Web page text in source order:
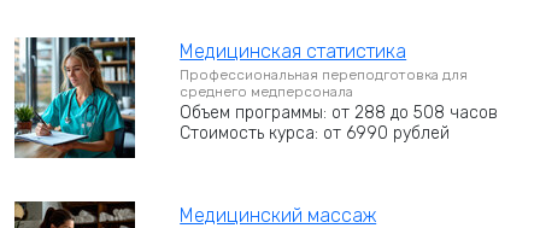
Медицинская статистика
Профессиональная переподготовка для
среднего медперсонала
Объем программы: от 288 до 508 часов
Стоимость курса: от 6990 рублей
Медицинский массаж